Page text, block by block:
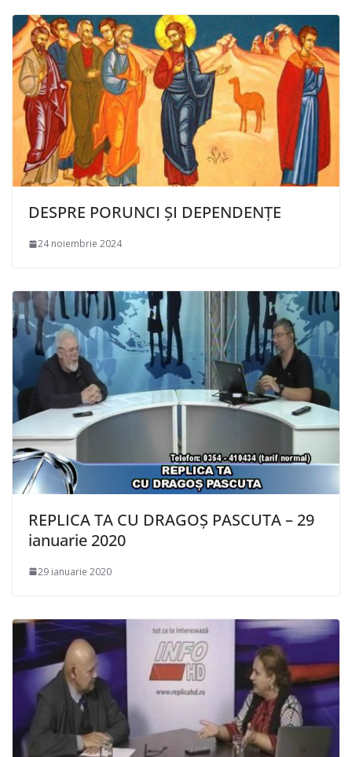
DESPRE PORUNCI ȘI DEPENDENȚE
24 noiembrie 2024
REPLICA TA CU DRAGOȘ PASCUTA – 29
ianuarie 2020
29 ianuarie 2020